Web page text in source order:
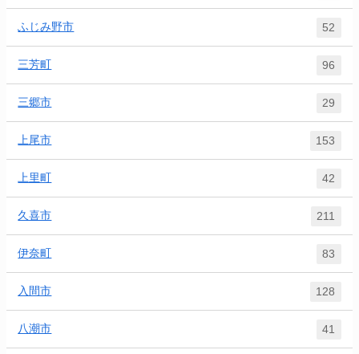
ふじみ野市 52
三芳町 96
三郷市 29
上尾市 153
上里町 42
久喜市 211
伊奈町 83
入間市 128
八潮市 41